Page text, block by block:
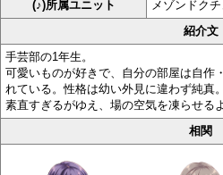
(♪)所属ユニット
メゾンドク
紹介文
手芸部の1年生。
可愛いものが好きで、自分の部屋は自作
れている。性格は幼い外見に違わず純真。
素直すぎるがゆえ、場の空気を凍らせる
相関